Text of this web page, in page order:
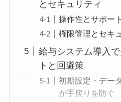
とセキュリティ
操作性とサポー
権限管理とセキ
給与システム導入
トと回避策
初期設定・デー
が手戻りを防ぐ